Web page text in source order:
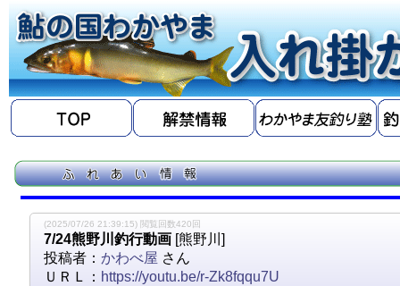
(2025/07/26 21:39:15) 閲覧回数420回
7/24熊野川釣行動画 [熊野川]
投稿者： かわべ屋 さん
ＵＲＬ： https://youtu.be/r-Zk8fqqu7U